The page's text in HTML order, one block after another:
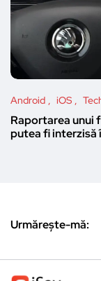
Android iOS
Raportarea unui
putea fi interzisă
Urmărește-mă: